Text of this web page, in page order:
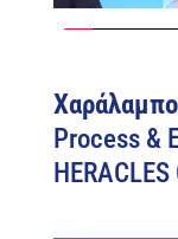
Process &